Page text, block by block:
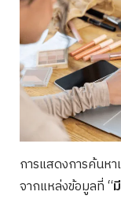
การแสดงการค้นห
จากแหล่งข้อมูลที่ “